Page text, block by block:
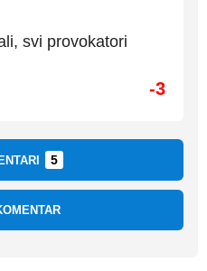
svi provokatori
-3
5